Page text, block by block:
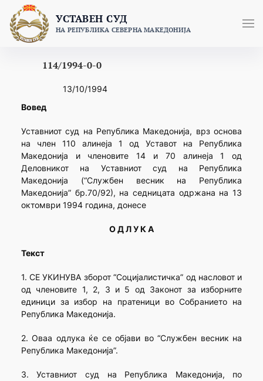
content
УСТАВЕН СУД
НА РЕПУБЛИКА СЕВЕРНА МАКЕДОНИЈА
114/1994-0-0
13/10/1994
Вовед
Уставниот суд на Република Македонија, врз основа
на член 110 алинеја 1 од Уставот на Република
Македонија и членовите 14 и 70 алинеја 1 од
Деловникот на Уставниот суд на Република
Македонија (“Службен весник на Република
Македонија” бр.70/92), на седницата одржана на 13
октомври 1994 година, донесе
О Д Л У К А
Текст
1. СЕ УКИНУВА зборот “Социјалистичка” од насловот и
од членовите 1, 2, 3 и 5 од Законот за изборните
единици за избор на пратеници во Собранието на
Република Македонија.
2. Оваа одлука ќе се објави во “Службен весник на
Република Македонија”.
3. Уставниот суд на Република Македонија, по